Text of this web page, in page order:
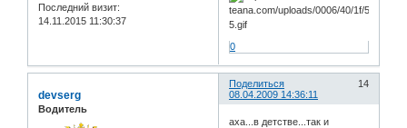
Последний визит:
14.11.2015 11:30:37
0
Поделиться
14
08.04.2009 14:36:11
devserg
Водитель
аха...в детстве...так и